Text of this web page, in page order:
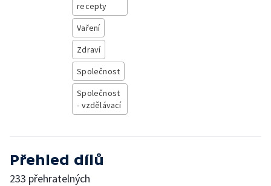
recepty
Vaření
Zdraví
Společnost
Společnost
- vzdělávací
Přehled dílů
233 přehratelných